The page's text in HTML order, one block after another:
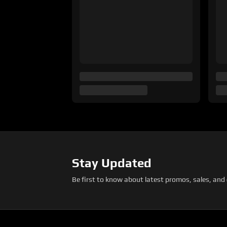
Stay Updated
Be first to know about latest promos, sales, and